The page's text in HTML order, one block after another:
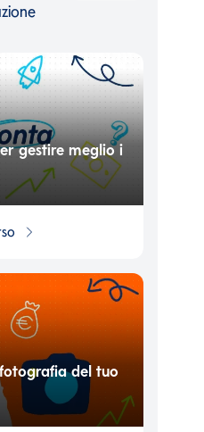
gestire meglio i
del tuo